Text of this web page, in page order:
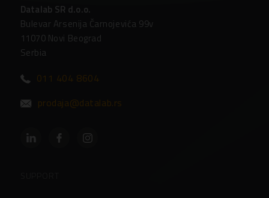
Datalab SR d.o.o.
Bulevar Arsenija Čarnojevića 99v
11070 Novi Beograd
Serbia
011 404 8604
prodaja@datalab.rs